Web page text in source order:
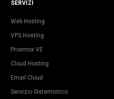
SERVIZI
Web Hosting
VPS Hosting
Proxmox VE
Cloud Hosting
Email Cloud
Servizio Sistemistico